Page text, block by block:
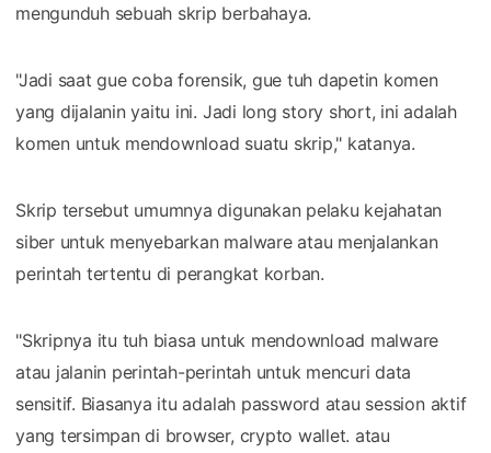
mengunduh sebuah skrip berbahaya.
"Jadi saat gue coba forensik, gue tuh dapetin komen
yang dijalanin yaitu ini. Jadi long story short, ini adalah
komen untuk mendownload suatu skrip," katanya.
Skrip tersebut umumnya digunakan pelaku kejahatan
siber untuk menyebarkan malware atau menjalankan
perintah tertentu di perangkat korban.
"Skripnya itu tuh biasa untuk mendownload malware
atau jalanin perintah-perintah untuk mencuri data
sensitif. Biasanya itu adalah password atau session aktif
yang tersimpan di browser, crypto wallet. atau